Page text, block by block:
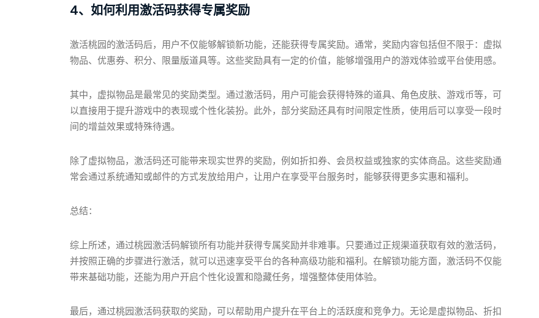
4、如何利用激活码获得专属奖励
激活桃园的激活码后，用户不仅能够解锁新功能，还能获得专属奖励。通常，奖励内容包括但不限于：虚拟
物品、优惠券、积分、限量版道具等。这些奖励具有一定的价值，能够增强用户的游戏体验或平台使用感。
其中，虚拟物品是最常见的奖励类型。通过激活码，用户可能会获得特殊的道具、角色皮肤、游戏币等，可
以直接用于提升游戏中的表现或个性化装扮。此外，部分奖励还具有时间限定性质，使用后可以享受一段时
间的增益效果或特殊待遇。
除了虚拟物品，激活码还可能带来现实世界的奖励，例如折扣券、会员权益或独家的实体商品。这些奖励通
常会通过系统通知或邮件的方式发放给用户，让用户在享受平台服务时，能够获得更多实惠和福利。
总结：
综上所述，通过桃园激活码解锁所有功能并获得专属奖励并非难事。只要通过正规渠道获取有效的激活码，
并按照正确的步骤进行激活，就可以迅速享受平台的各种高级功能和福利。在解锁功能方面，激活码不仅能
带来基础功能，还能为用户开启个性化设置和隐藏任务，增强整体使用体验。
最后，通过桃园激活码获取的奖励，可以帮助用户提升在平台上的活跃度和竞争力。无论是虚拟物品、折扣